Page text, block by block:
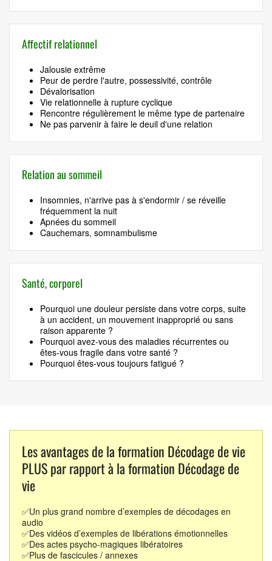
Affectif relationnel
Jalousie extrême
Peur de perdre l'autre, possessivité, contrôle
Dévalorisation
Vie relationnelle à rupture cyclique
Rencontre régulièrement le même type de partenaire
Ne pas parvenir à faire le deuil d'une relation
Relation au sommeil
Insomnies, n'arrive pas à s'endormir / se réveille
fréquemment la nuit
Apnées du sommeil
Cauchemars, somnambulisme
Santé, corporel
Pourquoi une douleur persiste dans votre corps, suite
à un accident, un mouvement inapproprié ou sans
raison apparente ?
Pourquoi avez-vous des maladies récurrentes ou
êtes-vous fragile dans votre santé ?
Pourquoi êtes-vous toujours fatigué ?
Les avantages de la formation Décodage de vie
PLUS par rapport à la formation Décodage de
vie
✅Un plus grand nombre d’exemples de décodages en
audio
✅Des vidéos d’exemples de libérations émotionnelles
✅Des actes psycho-magiques libératoires
✅Plus de fascicules / annexes